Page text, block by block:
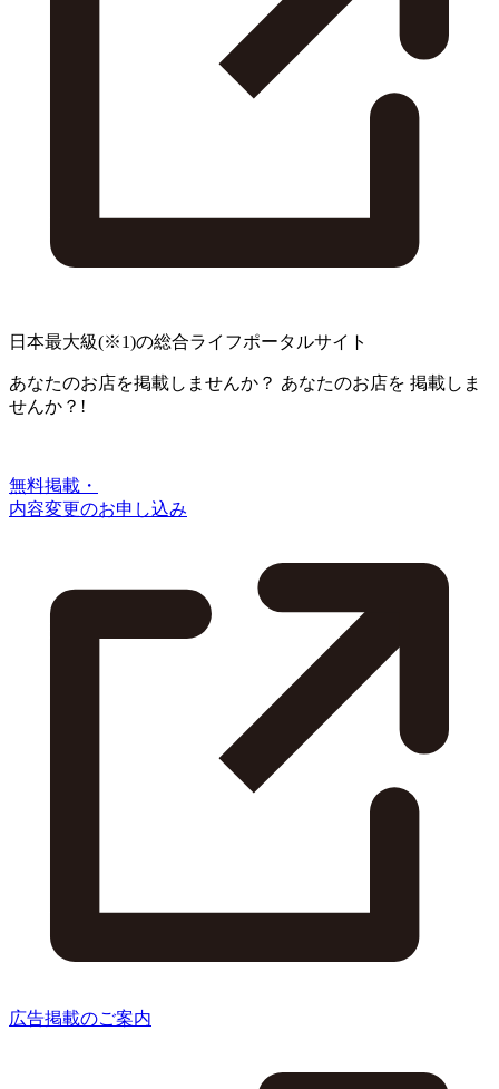
日本最大級(※1)の総合ライフポータルサイト
あなたのお店を掲載しませんか？ あなたのお店を 掲載しま
せんか？!
無料掲載・
内容変更のお申し込み
広告掲載のご案内